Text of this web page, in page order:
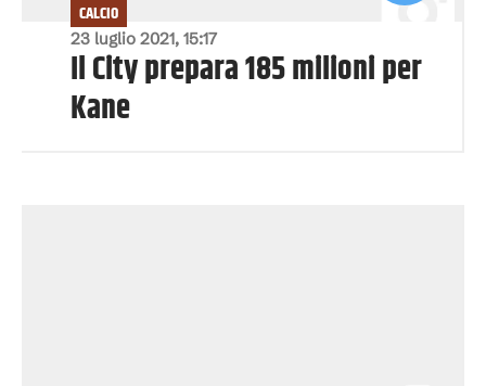
23 luglio 2021, 15:17
CALCIO
Il City prepara 185 milioni per
Kane